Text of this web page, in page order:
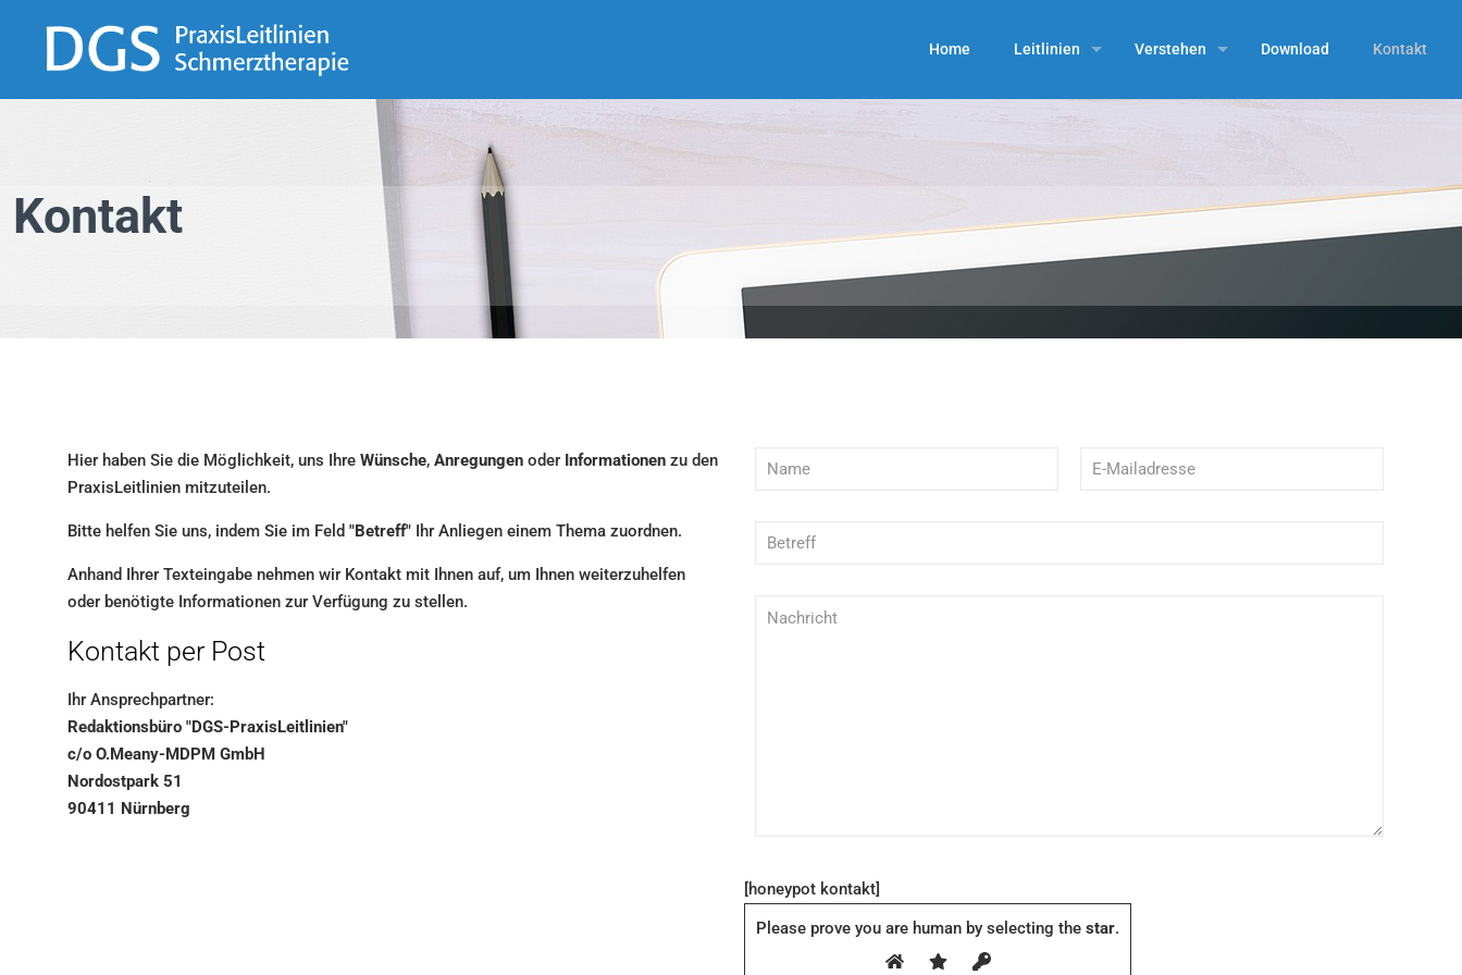
Home Leitlinien Verstehen Download Kontakt
Kontakt
Hier haben Sie die Möglichkeit, uns Ihre Wünsche, Anregungen oder Informationen zu den
PraxisLeitlinien mitzuteilen.
Bitte helfen Sie uns, indem Sie im Feld "Betreff" Ihr Anliegen einem Thema zuordnen.
Anhand Ihrer Texteingabe nehmen wir Kontakt mit Ihnen auf, um Ihnen weiterzuhelfen
oder benötigte Informationen zur Verfügung zu stellen.
Kontakt per Post
Ihr Ansprechpartner:
Redaktionsbüro "DGS-PraxisLeitlinien"
c/o O.Meany-MDPM GmbH
Nordostpark 51
90411 Nürnberg
[honeypot kontakt]
Please prove you are human by selecting the star.